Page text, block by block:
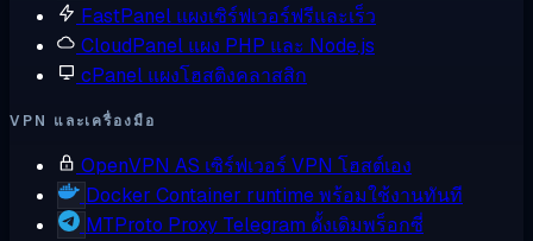
FastPanel แผงเซิร์ฟเวอร์ฟรีและเร็ว
CloudPanel แผง PHP และ Node.js
cPanel แผงโฮสติงคลาสสิก
VPN และเครื่องมือ
OpenVPN AS เซิร์ฟเวอร์ VPN โฮสต์เอง
Docker Container runtime พร้อมใช้งานทันที
MTProto Proxy Telegram ดั้งเดิมพร็อกซี่